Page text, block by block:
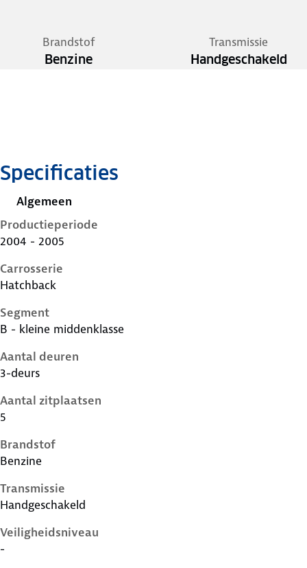
Brandstof
Benzine
Transmissie
Handgeschakeld
Specificaties
Algemeen
Productieperiode
2004 - 2005
Carrosserie
Hatchback
Segment
B - kleine middenklasse
Aantal deuren
3-deurs
Aantal zitplaatsen
5
Brandstof
Benzine
Transmissie
Handgeschakeld
Veiligheidsniveau
-